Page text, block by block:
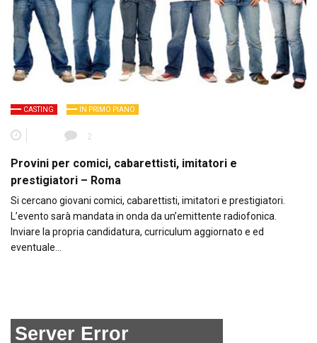
CASTING IN PRIMO PIANO
2
Provini per comici, cabarettisti, imitatori e
prestigiatori – Roma
Si cercano giovani comici, cabarettisti, imitatori e prestigiatori.
L’evento sarà mandata in onda da un’emittente radiofonica.
Inviare la propria candidatura, curriculum aggiornato e ed
eventuale…